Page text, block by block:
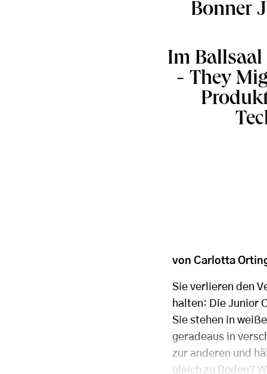
Bonner
Im
- They
von Carlotta
Sie verlieren den
halten: Die Junior
Sie stehen in
geradeaus in
zur anderen und
gleich zu Boden?